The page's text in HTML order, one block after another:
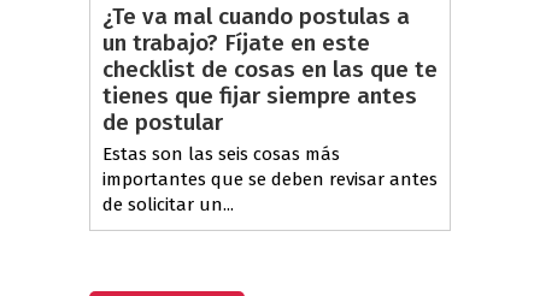
¿Te va mal cuando postulas a
un trabajo? Fíjate en este
checklist de cosas en las que te
tienes que fijar siempre antes
de postular
Estas son las seis cosas más
importantes que se deben revisar antes
de solicitar un...